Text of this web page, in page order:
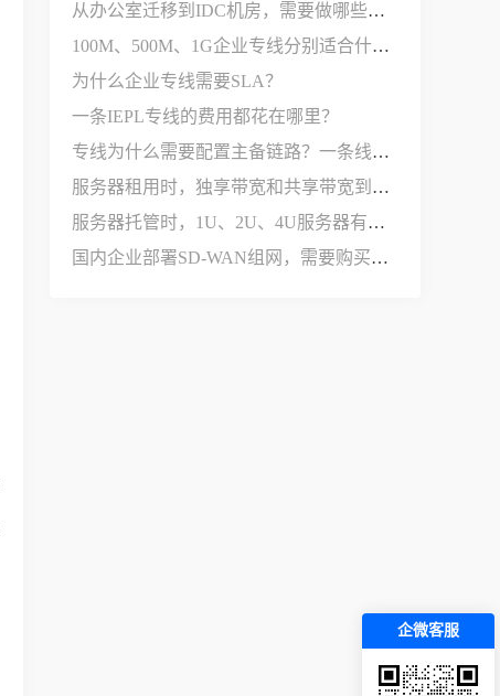
从办公室迁移到IDC机房，需要做哪些网络改造？
100M、500M、1G企业专线分别适合什么公司？
为什么企业专线需要SLA？
一条IEPL专线的费用都花在哪里？
专线为什么需要配置主备链路？一条线路不够用吗？
服务器租用时，独享带宽和共享带宽到底有什么区别？
服务器托管时，1U、2U、4U服务器有什么区别？
国内企业部署SD-WAN组网，需要购买哪些设备和服务？
企微客服